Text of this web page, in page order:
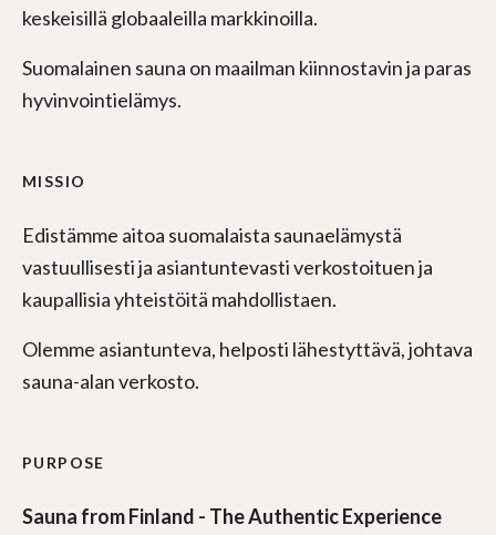
keskeisillä globaaleilla markkinoilla.
Suomalainen sauna on maailman kiinnostavin ja paras
hyvinvointielämys.
MISSIO
Edistämme aitoa suomalaista saunaelämystä
vastuullisesti ja asiantuntevasti verkostoituen ja
kaupallisia yhteistöitä mahdollistaen.
Olemme asiantunteva, helposti lähestyttävä, johtava
sauna-alan verkosto.
PURPOSE
Sauna from Finland - The Authentic Experience